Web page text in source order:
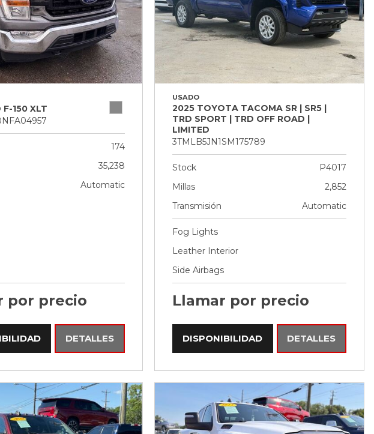
F-150 XLT
174
35,238
Automatic
por precio
DETALLES
USADO
2025 TOYOTA TACOMA SR | SR5 |
TRD SPORT | TRD OFF ROAD |
LIMITED
3TMLB5JN1SM175789
Stock
P4017
Millas
2,852
Transmisión
Automatic
Fog Lights
Leather Interior
Side Airbags
Llamar por precio
DISPONIBILIDAD DETALLES